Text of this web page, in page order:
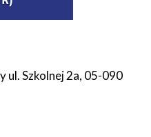
ul. Szkolnej 2a, 05-090